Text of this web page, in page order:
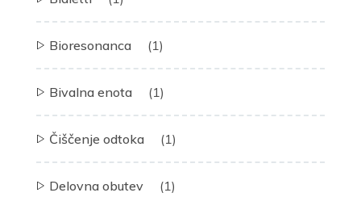
Bioresonanca (1)
Bivalna enota (1)
Čiščenje odtoka (1)
Delovna obutev (1)